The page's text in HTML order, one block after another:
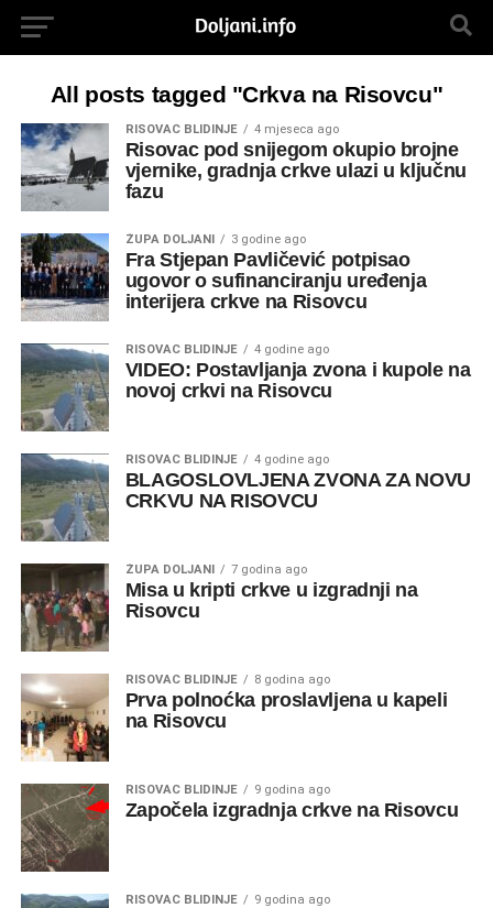
All posts tagged "Crkva na Risovcu"
RISOVAC BLIDINJE 4 mjeseca ago
Risovac pod snijegom okupio brojne
vjernike, gradnja crkve ulazi u ključnu
fazu
ŽUPA DOLJANI 3 godine ago
Fra Stjepan Pavličević potpisao
ugovor o sufinanciranju uređenja
interijera crkve na Risovcu
RISOVAC BLIDINJE 4 godine ago
VIDEO: Postavljanja zvona i kupole na
novoj crkvi na Risovcu
RISOVAC BLIDINJE 4 godine ago
BLAGOSLOVLJENA ZVONA ZA NOVU
CRKVU NA RISOVCU
ŽUPA DOLJANI 7 godina ago
Misa u kripti crkve u izgradnji na
Risovcu
RISOVAC BLIDINJE 8 godina ago
Prva polnoćka proslavljena u kapeli
na Risovcu
RISOVAC BLIDINJE 9 godina ago
Započela izgradnja crkve na Risovcu
RISOVAC BLIDINJE 9 godina ago